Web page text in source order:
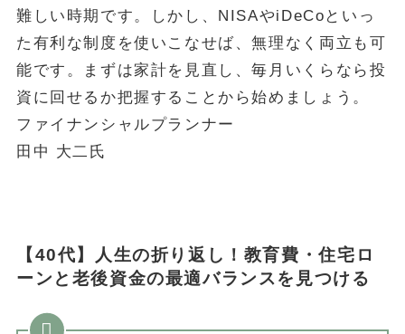
難しい時期です。しかし、NISAやiDeCoといっ
た有利な制度を使いこなせば、無理なく両立も可
能です。まずは家計を見直し、毎月いくらなら投
資に回せるか把握することから始めましょう。
ファイナンシャルプランナー
田中 大二氏
【40代】人生の折り返し！教育費・住宅ロ
ーンと老後資金の最適バランスを見つける